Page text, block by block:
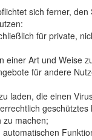
sich ferner, den
für private,
einer Art und Weise
für andere
laden, die einen
geschütztes
zu machen;